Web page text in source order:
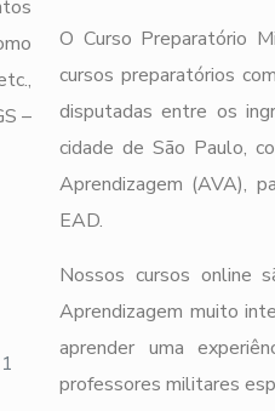
–
O Curso Preparatório
cursos preparatórios
disputadas entre os
cidade de São Paulo,
Aprendizagem (AVA),
EAD.
Nossos cursos online
Aprendizagem muito
aprender uma
professores militares